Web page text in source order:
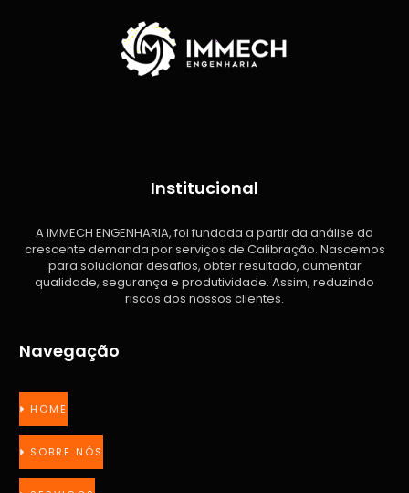
Institucional
A IMMECH ENGENHARIA, foi fundada a partir da análise da
crescente demanda por serviços de Calibração. Nascemos
para solucionar desafios, obter resultado, aumentar
qualidade, segurança e produtividade. Assim, reduzindo
riscos dos nossos clientes.
Navegação
HOME
SOBRE NÓS